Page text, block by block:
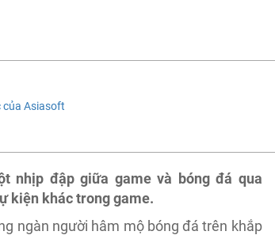
của Asiasoft
nhịp đập giữa game và bóng đá qua
kiện khác trong game.
ngàn người hâm mộ bóng đá trên khắp